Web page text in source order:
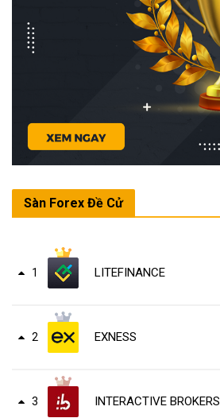
Sàn Forex Đề Cử
1 LITEFINANCE
2 EXNESS
3 INTERACTIVE BROKERS